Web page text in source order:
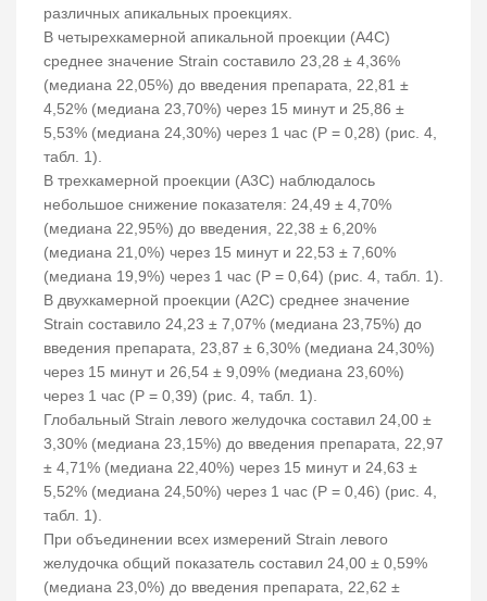
различных апикальных проекциях.
В четырехкамерной апикальной проекции (A4C)
среднее значение Strain составило 23,28 ± 4,36%
(медиана 22,05%) до введения препарата, 22,81 ±
4,52% (медиана 23,70%) через 15 минут и 25,86 ±
5,53% (медиана 24,30%) через 1 час (Р = 0,28) (рис. 4,
табл. 1).
В трехкамерной проекции (A3C) наблюдалось
небольшое снижение показателя: 24,49 ± 4,70%
(медиана 22,95%) до введения, 22,38 ± 6,20%
(медиана 21,0%) через 15 минут и 22,53 ± 7,60%
(медиана 19,9%) через 1 час (Р = 0,64) (рис. 4, табл. 1).
В двухкамерной проекции (A2C) среднее значение
Strain составило 24,23 ± 7,07% (медиана 23,75%) до
введения препарата, 23,87 ± 6,30% (медиана 24,30%)
через 15 минут и 26,54 ± 9,09% (медиана 23,60%)
через 1 час (Р = 0,39) (рис. 4, табл. 1).
Глобальный Strain левого желудочка составил 24,00 ±
3,30% (медиана 23,15%) до введения препарата, 22,97
± 4,71% (медиана 22,40%) через 15 минут и 24,63 ±
5,52% (медиана 24,50%) через 1 час (Р = 0,46) (рис. 4,
табл. 1).
При объединении всех измерений Strain левого
желудочка общий показатель составил 24,00 ± 0,59%
(медиана 23,0%) до введения препарата, 22,62 ±